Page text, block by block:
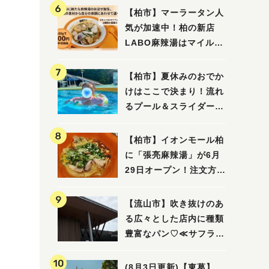
【柏市】マーラータン人
気が加速中！柏の新店
LABO麻辣湯はマイルド
【柏市】夏休みのおでか
けはここで決まり！流れ
るプール＆スライダーに
ル」を親子で満喫してき
ました！
【柏市】イオンモール柏
に「張亮麻辣湯」が6月
29日オープン！注文方法
ビュー
【流山市】吹き抜けのあ
る広々とした店内に種類
豊富なパン♡≪サフラン